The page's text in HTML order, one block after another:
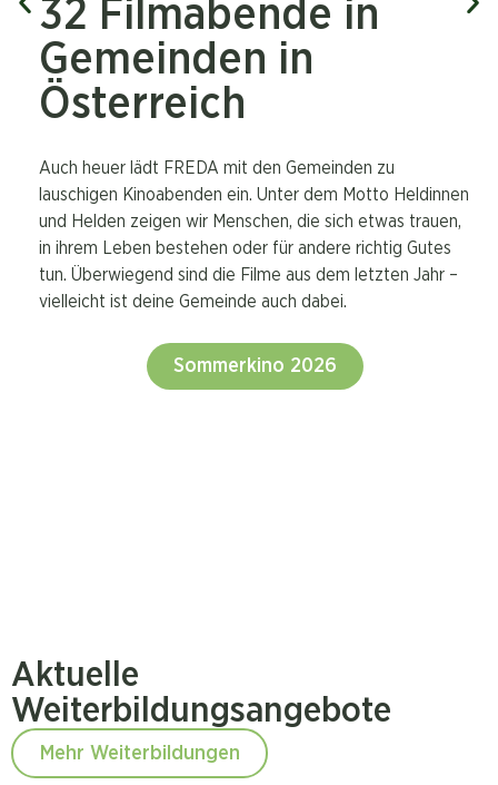
32 Filmabende in
Gemeinden in
Österreich
Auch heuer lädt FREDA mit den Gemeinden zu
lauschigen Kinoabenden ein. Unter dem Motto Heldinnen
und Helden zeigen wir Menschen, die sich etwas trauen,
in ihrem Leben bestehen oder für andere richtig Gutes
tun. Überwiegend sind die Filme aus dem letzten Jahr –
vielleicht ist deine Gemeinde auch dabei.
Sommerkino 2026
Aktuelle
Weiterbildungsangebote
Mehr Weiterbildungen